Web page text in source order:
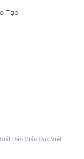
Tạo
Bản Giáo Dục Việt